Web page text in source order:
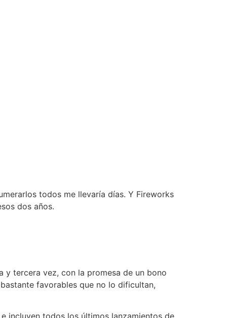
todos me llevaría días. Y Fireworks
dos años.
y tercera vez, con la promesa de un bono
favorables que no lo dificultan,